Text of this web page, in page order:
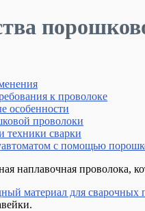
к проволоке
особенности
проволоки
техники сварки
с помощью
наплавочная проволока,
материал для сварочных